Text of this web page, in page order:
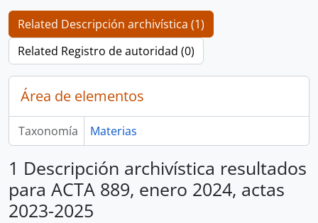
Related Descripción archivística (1)
Related Registro de autoridad (0)
Área de elementos
Taxonomía Materias
1 Descripción archivística resultados
para ACTA 889, enero 2024, actas
2023-2025